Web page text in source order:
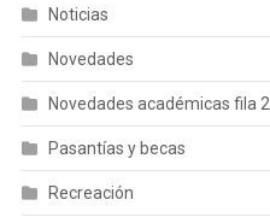
Noticias
Novedades
Novedades académicas fila 2
Pasantías y becas
Recreación